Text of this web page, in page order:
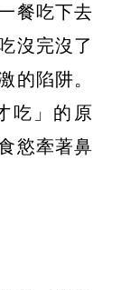
餐吃下去
沒完沒了
的陷阱。
吃」的原
慾牽著鼻